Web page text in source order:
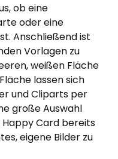
ob eine
oder eine
Anschließend ist
Vorlagen zu
weißen Fläche
lassen sich
und Cliparts per
große Auswahl
Card bereits
eigene Bilder zu